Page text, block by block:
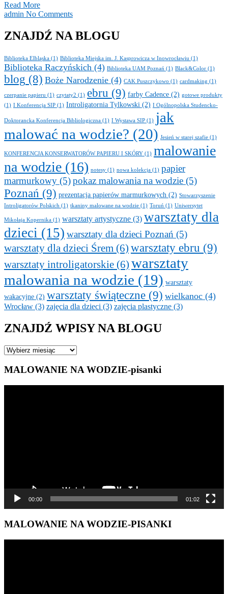
Read More
admin No Comments
ZNAJDŹ NA BLOGU
Biblioteka Elbląska (1) Biblioteka Miejska im. J. Kasprowicza w Inowrocławiu (1)
Biblioteka Raczyńskich (4) Biblioteka UAM Poznań (1) Black&Color (1)
blog (8) Boże Narodzenie (4) CAK Puszczykowo (1) cardmaking (1)
czerpanie papieru (1) czytaty2 (1) ebru (9) farby Cadence (2) gotowe produkty
(1) I Konferencja SIP (1) Introligatornia Tylkowski (2) I Ogólnopolska Studencko-
Doktorancka Konferencja Bibliologiczna (1) I Wystawa SIP (1) jak
malować na wodzie? (20) Jesień w starej szafie (1)
KONFERENCJA KONSERWATORÓW PAPIERU I SKÓRY (1) malowanie
na wodzie (16) notesy (1) nowa kolekcja (1) papier
marmurkowy (5)pokaz malowania na wodzie (5)
Poznań (9) prezentacja papierów marmurkowych (2) Stowarzyszenie
Introligatorów Polskich (1) tkaniny malowane na wodzie (1) Toruń (1) Uniwersytet
Mikołaja Kopernika (1) warsztaty artystyczne (3) warsztaty dla
dzieci (15) warsztaty dla dzieci Poznań (5)
warsztaty dla dzieci Śrem (6) warsztaty ebru (9)
warsztaty introligatorskie (6) warsztaty
malowania na wodzie (19) warsztaty
wakacyjne (2) warsztaty świąteczne (9) wielkanoc (4)
Wrocław (3) zajęcia dla dzieci (3) zajęcia plastyczne (3)
ZNAJDŹ WPISY NA BLOGU
ZNAJDŹ
NA
MALOWANIE NA WODZIE-pisanki
00:00 01:02
MALOWANIE NA WODZIE-PISANKI